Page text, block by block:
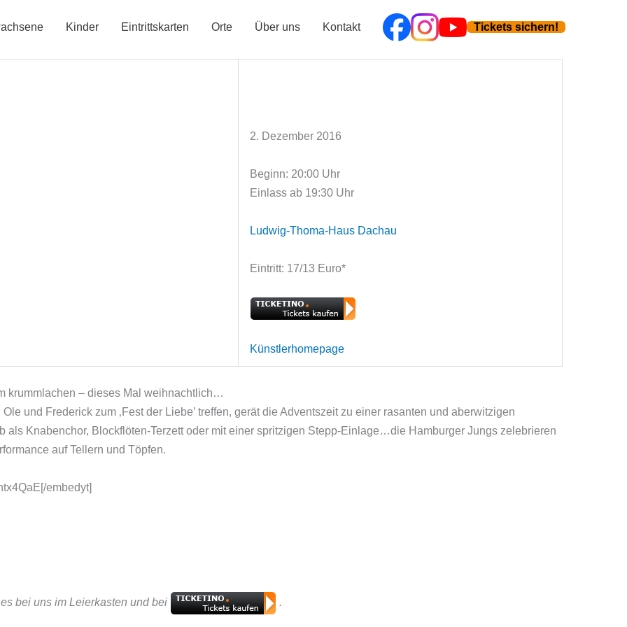
Kinder Eintrittskarten Orte Über uns Kontakt Tickets sichern!
2. Dezember 2016
Beginn: 20:00 Uhr
Einlass ab 19:30 Uhr
Ludwig-Thoma-Haus Dachau
Eintritt: 17/13 Euro*
Künstlerhomepage
krummlachen – dieses Mal weihnachtlich…
und Frederick zum ‚Fest der Liebe’ treffen, gerät die Adventszeit zu einer rasanten und aberwitzigen
als Knabenchor, Blockflöten-Terzett oder mit einer spritzigen Stepp-Einlage…die Hamburger Jungs zelebrieren
auf Tellern und Töpfen.
embedyt]
bei uns im Leierkasten und bei .